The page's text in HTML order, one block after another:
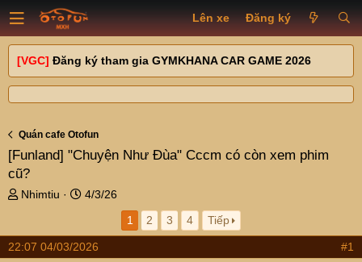
Lên xe Đăng ký
[VGC] Đăng ký tham gia GYMKHANA CAR GAME 2026
Quán cafe Otofun
[Funland] "Chuyện Như Đùa" Cccm có còn xem phim
cũ?
T
e
a
Nhimtiu
N
y
g
4/3/26
1
2 3 4 Tiếp
22:07 04/03/2026 #1